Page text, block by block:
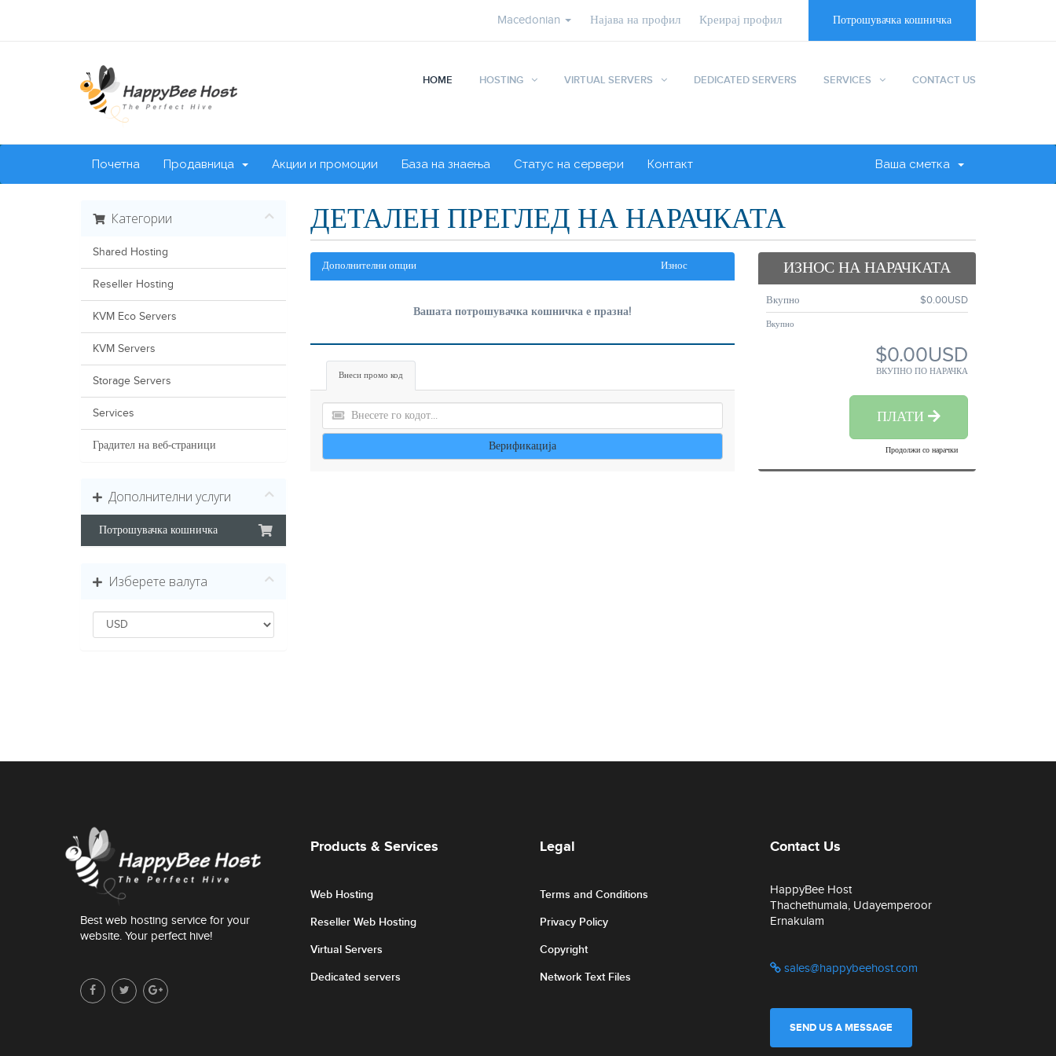
Macedonian Најава на профил Креирај профил Потрошувачка кошничка
HOME HOSTING VIRTUAL SERVERS DEDICATED SERVERS SERVICES CONTACT US
Почетна Продавница Акции и промоции База на знаења Статус на сервери Контакт Ваша сметка
Категории
Shared Hosting
Reseller Hosting
KVM Eco Servers
KVM Servers
Storage Servers
Services
Градител на веб-страници
Дополнителни услуги
Потрошувачка кошничка
Изберете валута
ДЕТАЛЕН ПРЕГЛЕД НА НАРАЧКАТА
Дополнителни опции Износ
Вашата потрошувачка кошничка е празна!
Внеси промо код
Верификација
ИЗНОС НА НАРАЧКАТА
Вкупно $0.00USD
Вкупно
$0.00USD
ВКУПНО ПО НАРАЧКА
ПЛАТИ
Продолжи со нарачки
Best web hosting service for your
website. Your perfect hive!
Products & Services
Web Hosting
Reseller Web Hosting
Virtual Servers
Dedicated servers
Legal
Terms and Conditions
Privacy Policy
Copyright
Network Text Files
Contact Us
HappyBee Host
Thachethumala, Udayemperoor
Ernakulam
sales@happybeehost.com
SEND US A MESSAGE